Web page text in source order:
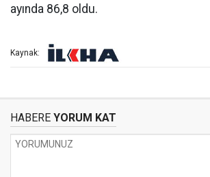
ayında 86,8 oldu.
Kaynak:
HABERE YORUM KAT